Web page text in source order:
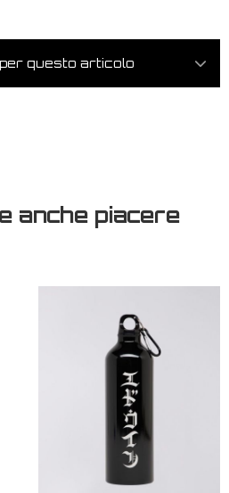
questo articolo
anche piacere